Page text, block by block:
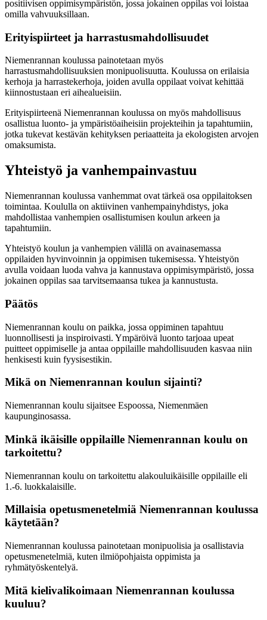
positiivisen oppimisympäristön, jossa jokainen oppilas voi loistaa
omilla vahvuuksillaan.
Erityispiirteet ja harrastusmahdollisuudet
Niemenrannan koulussa painotetaan myös
harrastusmahdollisuuksien monipuolisuutta. Koulussa on erilaisia
kerhoja ja harrastekerhoja, joiden avulla oppilaat voivat kehittää
kiinnostustaan eri aihealueisiin.
Erityispiirteenä Niemenrannan koulussa on myös mahdollisuus
osallistua luonto- ja ympäristöaiheisiin projekteihin ja tapahtumiin,
jotka tukevat kestävän kehityksen periaatteita ja ekologisten arvojen
omaksumista.
Yhteistyö ja vanhempainvastuu
Niemenrannan koulussa vanhemmat ovat tärkeä osa oppilaitoksen
toimintaa. Koululla on aktiivinen vanhempainyhdistys, joka
mahdollistaa vanhempien osallistumisen koulun arkeen ja
tapahtumiin.
Yhteistyö koulun ja vanhempien välillä on avainasemassa
oppilaiden hyvinvoinnin ja oppimisen tukemisessa. Yhteistyön
avulla voidaan luoda vahva ja kannustava oppimisympäristö, jossa
jokainen oppilas saa tarvitsemaansa tukea ja kannustusta.
Päätös
Niemenrannan koulu on paikka, jossa oppiminen tapahtuu
luonnollisesti ja inspiroivasti. Ympäröivä luonto tarjoaa upeat
puitteet oppimiselle ja antaa oppilaille mahdollisuuden kasvaa niin
henkisesti kuin fyysisestikin.
Mikä on Niemenrannan koulun sijainti?
Niemenrannan koulu sijaitsee Espoossa, Niemenmäen
kaupunginosassa.
Minkä ikäisille oppilaille Niemenrannan koulu on
tarkoitettu?
Niemenrannan koulu on tarkoitettu alakouluikäisille oppilaille eli
1.-6. luokkalaisille.
Millaisia opetusmenetelmiä Niemenrannan koulussa
käytetään?
Niemenrannan koulussa painotetaan monipuolisia ja osallistavia
opetusmenetelmiä, kuten ilmiöpohjaista oppimista ja
ryhmätyöskentelyä.
Mitä kielivalikoimaan Niemenrannan koulussa
kuuluu?